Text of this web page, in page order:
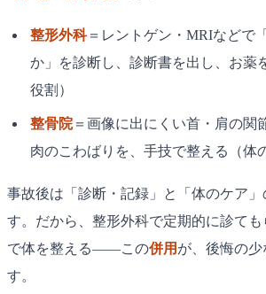
整形外科＝レントゲン・MRIなどで
か」を診断し、診断書を出し、お薬
役割）
整骨院＝画像に出にくい首・肩の関
肉のこわばりを、手技で整える（体
事故後は「診断・記録」と「体のケア
す。だから、整形外科で定期的に診て
で体を整える——この併用 が、後悔の少
す。